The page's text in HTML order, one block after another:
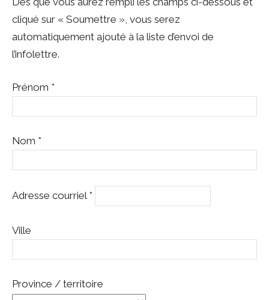
cliqué sur « Soumettre », vous serez
automatiquement ajouté à la liste d’envoi de
l’infolettre.
Prénom *
Nom *
Adresse courriel *
Ville
Province / territoire